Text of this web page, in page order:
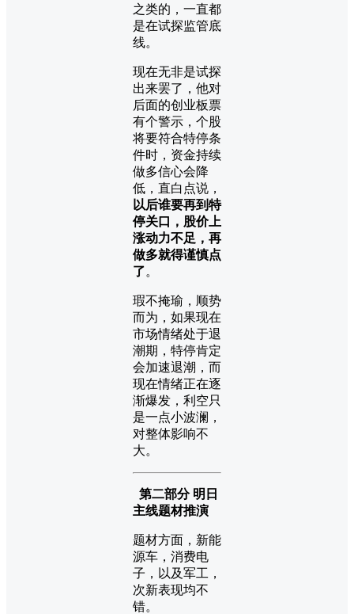
之类的，一直都
是在试探监管底
线。
现在无非是试探
出来罢了，他对
后面的创业板票
有个警示，个股
将要符合特停条
件时，资金持续
做多信心会降
低，直白点说，
以后谁要再到特
停关口，股价上
涨动力不足，再
做多就得谨慎点
了。
瑕不掩瑜，顺势
而为，如果现在
市场情绪处于退
潮期，特停肯定
会加速退潮，而
现在情绪正在逐
渐爆发，利空只
是一点小波澜，
对整体影响不
大。
第二部分 明日
主线题材推演
题材方面，新能
源车，消费电
子，以及军工，
次新表现均不
错。